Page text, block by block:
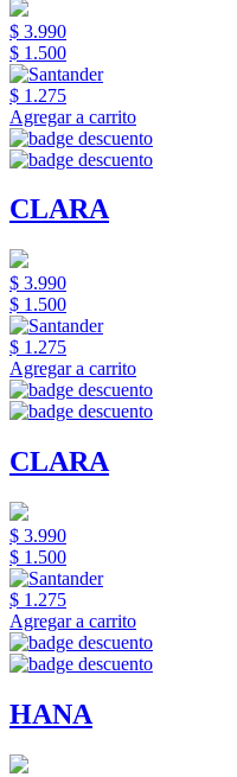
$ 3.990
$ 1.500
$ 1.275
Agregar a carrito
CLARA
$ 3.990
$ 1.500
$ 1.275
Agregar a carrito
CLARA
$ 3.990
$ 1.500
$ 1.275
Agregar a carrito
HANA